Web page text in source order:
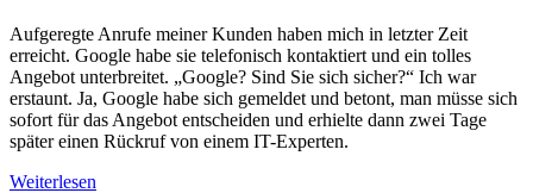
Aufgeregte Anrufe meiner Kunden haben mich in letzter Zeit
erreicht. Google habe sie telefonisch kontaktiert und ein tolles
Angebot unterbreitet. „Google? Sind Sie sich sicher?“ Ich war
erstaunt. Ja, Google habe sich gemeldet und betont, man müsse sich
sofort für das Angebot entscheiden und erhielte dann zwei Tage
später einen Rückruf von einem IT-Experten.
Weiterlesen